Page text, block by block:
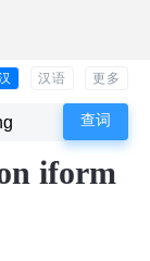
汉语 更多
iform